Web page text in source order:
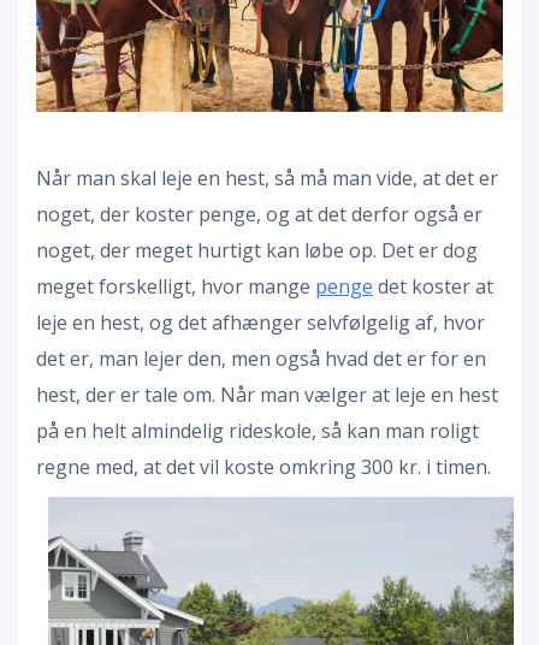
Når man skal leje en hest, så må man vide, at det er
noget, der koster penge, og at det derfor også er
noget, der meget hurtigt kan løbe op. Det er dog
meget forskelligt, hvor mange penge det koster at
leje en hest, og det afhænger selvfølgelig af, hvor
det er, man lejer den, men også hvad det er for en
hest, der er tale om. Når man vælger at leje en hest
på en helt almindelig rideskole, så kan man roligt
regne med, at det vil koste omkring 300 kr. i timen.